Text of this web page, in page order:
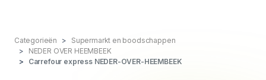
Categorieën
Supermarkt en boodschappen
NEDER OVER HEEMBEEK
Carrefour express NEDER-OVER-HEEMBEEK